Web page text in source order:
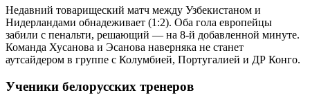
Недавний товарищеский матч между Узбекистаном и
Нидерландами обнадеживает (1:2). Оба гола европейцы
забили с пенальти, решающий — на 8-й добавленной минуте.
Команда Хусанова и Эсанова наверняка не станет
аутсайдером в группе с Колумбией, Португалией и ДР Конго.
Ученики белорусских тренеров